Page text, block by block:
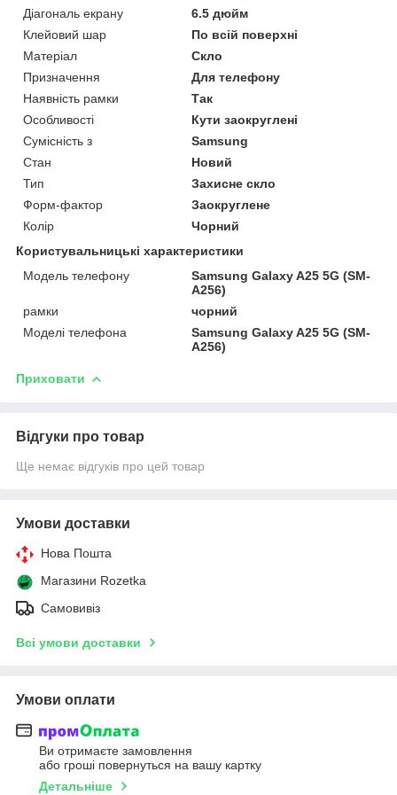
Діагональ екрану
6.5 дюйм
Клейовий шар
По всій поверхні
Матеріал
Скло
Призначення
Для телефону
Наявність рамки
Так
Особливості
Кути заокруглені
Сумісність з
Samsung
Стан
Новий
Тип
Захисне скло
Форм-фактор
Заокруглене
Колір
Чорний
Користувальницькі характеристики
Модель телефону
Samsung Galaxy A25 5G (SM-
A256)
рамки
чорний
Моделі телефона
Samsung Galaxy A25 5G (SM-
A256)
Приховати
Відгуки про товар
Ще немає відгуків про цей товар
Умови доставки
Нова Пошта
Магазини Rozetka
Самовивіз
Всі умови доставки
Умови оплати
Ви отримаєте замовлення
або гроші повернуться на вашу картку
Детальніше